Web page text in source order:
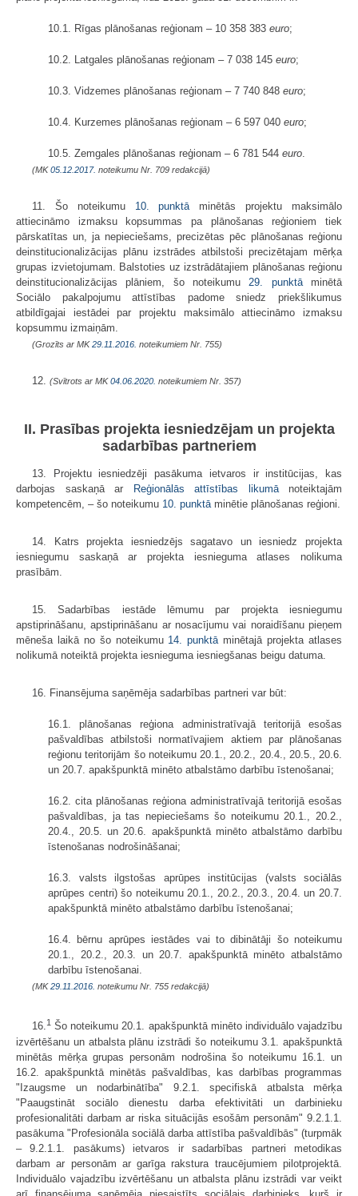
10.1. Rīgas plānošanas reģionam – 10 358 383 euro;
10.2. Latgales plānošanas reģionam – 7 038 145 euro;
10.3. Vidzemes plānošanas reģionam – 7 740 848 euro;
10.4. Kurzemes plānošanas reģionam – 6 597 040 euro;
10.5. Zemgales plānošanas reģionam – 6 781 544 euro
(MK05.12.2017. noteikumu Nr. 709 redakcijā)
11. Šo noteikumu 10. punktā minētās projektu maksimālo
attiecināmo izmaksu kopsummas pa plānošanas reģioniem tiek
pārskatītas un, ja nepieciešams, precizētas pēc plānošanas reģionu
deinstitucionalizācijas plānu izstrādes atbilstoši precizētajam mērķa
grupas izvietojumam. Balstoties uz izstrādātajiem plānošanas reģionu
deinstitucionalizācijas plāniem, šo noteikumu 29. punktāminētā
Sociālo pakalpojumu attīstības padome sniedz priekšlikumus
atbildīgajai iestādei par projektu maksimālo attiecināmo izmaksu
kopsummu izmaiņām.
(Grozīts ar MK29.11.2016. noteikumiem Nr. 755)
12. (Svītrots ar MK04.06.2020. noteikumiem Nr. 357)
II. Prasības projekta iesniedzējam un projekta
sadarbības partneriem
13. Projektu iesniedzēji pasākuma ietvaros ir institūcijas, kas
darbojas saskaņā ar
Reģionālās attīstības likumānoteiktajām
kompetencēm, – šo noteikumu 10. punktāminētie plānošanas reģioni.
14. Katrs projekta iesniedzējs sagatavo un iesniedz projekta
iesniegumu saskaņā ar projekta iesnieguma atlases nolikuma
prasībām.
15. Sadarbības iestāde lēmumu par projekta iesniegumu
apstiprināšanu, apstiprināšanu ar nosacījumu vai noraidīšanu pieņem
mēneša laikā no šo noteikumu 14. punktāminētajā projekta atlases
nolikumā noteiktā projekta iesnieguma iesniegšanas beigu datuma.
16. Finansējuma saņēmēja sadarbības partneri var būt:
16.1. plānošanas reģiona administratīvajā teritorijā esošas
pašvaldības atbilstoši normatīvajiem aktiem par plānošanas
reģionu teritorijām šo noteikumu 20.1., 20.2., 20.4., 20.5., 20.6.
un 20.7. apakšpunktā minēto atbalstāmo darbību īstenošanai;
16.2. cita plānošanas reģiona administratīvajā teritorijā esošas
pašvaldības, ja tas nepieciešams šo noteikumu 20.1., 20.2.,
20.4., 20.5. un 20.6. apakšpunktā minēto atbalstāmo darbību
īstenošanas nodrošināšanai;
16.3. valsts ilgstošas aprūpes institūcijas (valsts sociālās
aprūpes centri) šo noteikumu 20.1., 20.2., 20.3., 20.4. un 20.7.
apakšpunktā minēto atbalstāmo darbību īstenošanai;
16.4. bērnu aprūpes iestādes vai to dibinātāji šo noteikumu
20.1., 20.2., 20.3. un 20.7. apakšpunktā minēto atbalstāmo
darbību īstenošanai.
(MK29.11.2016. noteikumu Nr. 755 redakcijā)
16.1 Šo noteikumu 20.1. apakšpunktā minēto individuālo vajadzību
izvērtēšanu un atbalsta plānu izstrādi šo noteikumu 3.1. apakšpunktā
minētās mērķa grupas personām nodrošina šo noteikumu 16.1. un
16.2. apakšpunktā minētās pašvaldības, kas darbības programmas
"Izaugsme un nodarbinātība" 9.2.1. specifiskā atbalsta mērķa
"Paaugstināt sociālo dienestu darba efektivitāti un darbinieku
profesionalitāti darbam ar riska situācijās esošām personām" 9.2.1.1.
pasākuma "Profesionāla sociālā darba attīstība pašvaldībās" (turpmāk
– 9.2.1.1. pasākums) ietvaros ir sadarbības partneri metodikas
darbam ar personām ar garīga rakstura traucējumiem pilotprojektā.
Individuālo vajadzību izvērtēšanu un atbalsta plānu izstrādi var veikt